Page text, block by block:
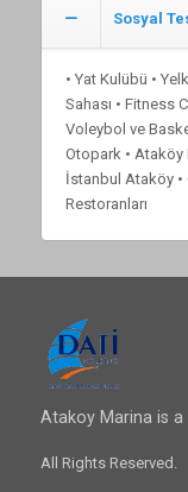
Sosyal
• Yat Kulübü •
Sahası • Fitness
Voleybol ve
Otopark • Ataköy
İstanbul Ataköy •
Restoranları
Atakoy Marina is a
All Rights Reserved.